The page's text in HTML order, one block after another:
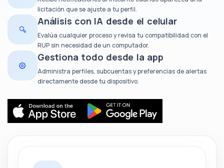
licitación que se ajuste a tu perfil.
Análisis con IA desde el celular
Evalúa cualquier proceso y revisa tu compatibilidad con el
RUP sin necesidad de un computador.
Gestiona todo desde la app
Administra perfiles, subcuentas y preferencias de alertas
directamente desde tu dispositivo.